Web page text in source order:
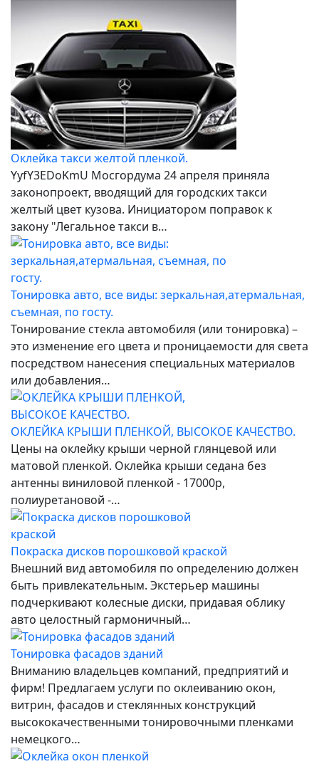
Оклейка такси желтой пленкой.
YyfY3EDoKmU Мосгордума 24 апреля приняла
законопроект, вводящий для городских такси
желтый цвет кузова. Инициатором поправок к
закону "Легальное такси в…
Тонировка авто, все виды: зеркальная,атермальная,
съемная, по госту.
Тонирование стекла автомобиля (или тонировка) –
это изменение его цвета и проницаемости для света
посредством нанесения специальных материалов
или добавления…
ОКЛЕЙКА КРЫШИ ПЛЕНКОЙ, ВЫСОКОЕ КАЧЕСТВО.
Цены на оклейку крыши черной глянцевой или
матовой пленкой. Оклейка крыши седана без
антенны виниловой пленкой - 17000р,
полиуретановой -…
Покраска дисков порошковой краской
Внешний вид автомобиля по определению должен
быть привлекательным. Экстерьер машины
подчеркивают колесные диски, придавая облику
авто целостный гармоничный…
Тонировка фасадов зданий
Вниманию владельцев компаний, предприятий и
фирм! Предлагаем услуги по оклеиванию окон,
витрин, фасадов и стеклянных конструкций
высококачественными тонировочными пленками
немецкого…